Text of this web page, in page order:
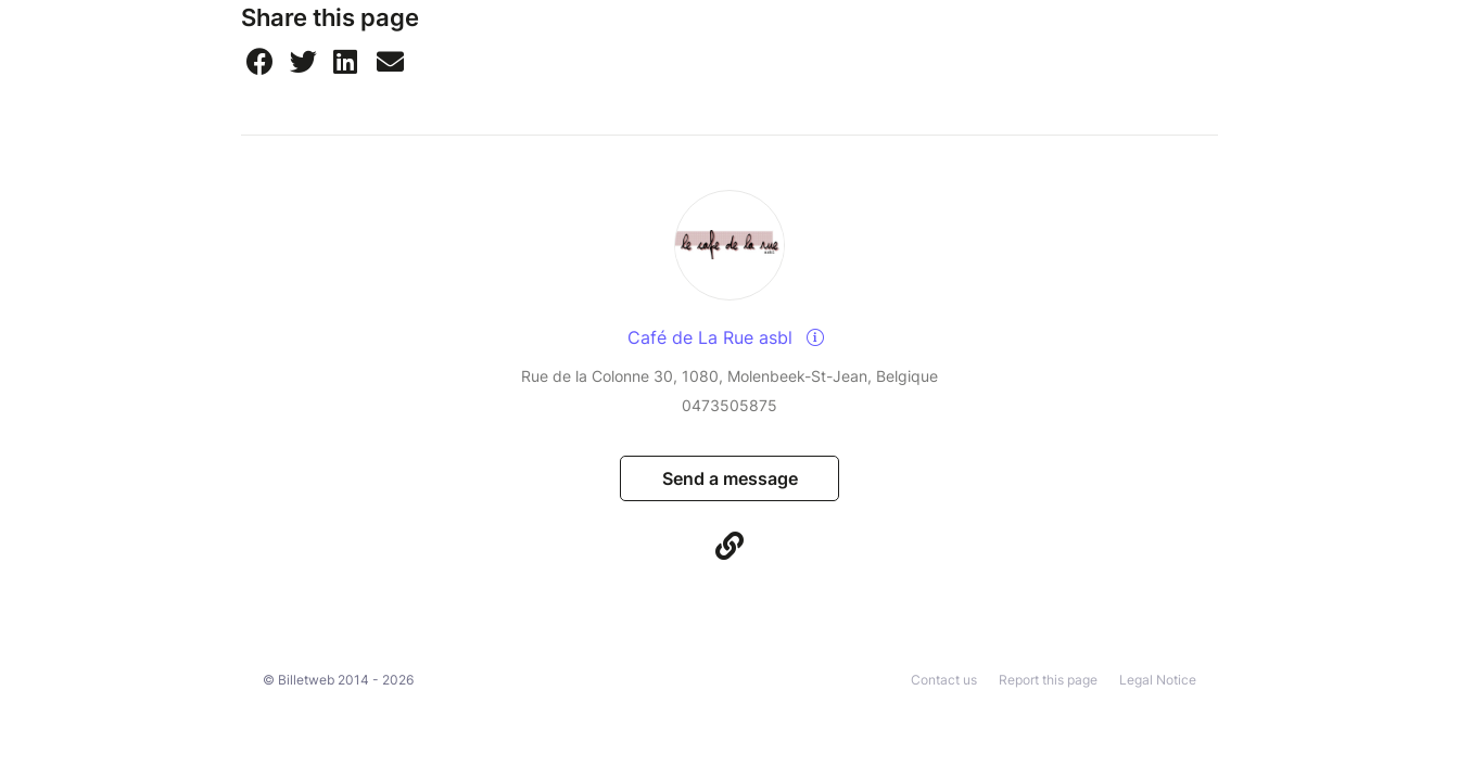
Share this page
Café de La Rue asbl
Rue de la Colonne 30, 1080, Molenbeek-St-Jean, Belgique
0473505875
Send a message
© Billetweb 2014 - 2026 Legal Notice
Report this page
Contact us